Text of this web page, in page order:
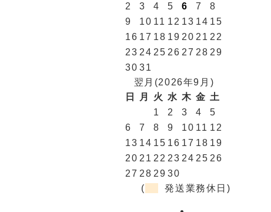
2
3 4 5 6 7
8
9
10 11 12 13 14 15
16 17 18 19 20 21 22
23 24 25 26 27 28 29
30 31
翌月(2026年9月)
日
月 火 水 木 金 土
1
2 3 4
5
6
7 8 9 10 11 12
13 14 15 16 17 18 19
20 21 22 23 24 25 26
27 28 29 30
(
発送業務休日)